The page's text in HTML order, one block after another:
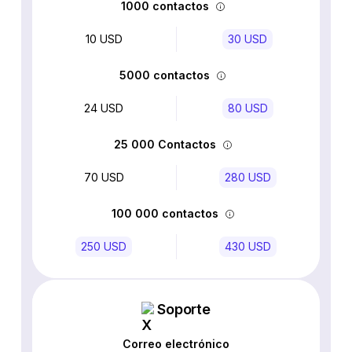
1000 contactos
10 USD 30 USD
5000 contactos
24 USD 80 USD
25 000 Contactos
70 USD 280 USD
100 000 contactos
250 USD 430 USD
Soporte
Correo electrónico